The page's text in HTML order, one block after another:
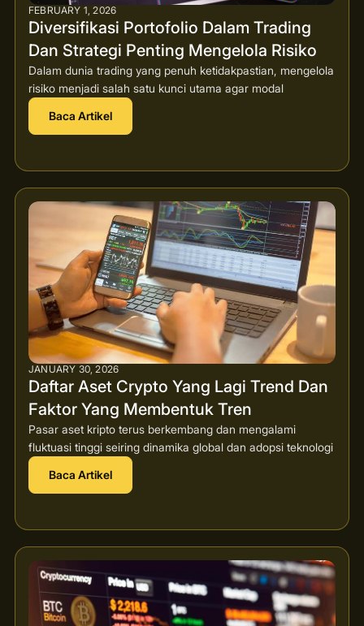
FEBRUARY 1, 2026
Diversifikasi Portofolio Dalam Trading
Dan Strategi Penting Mengelola Risiko
Dalam dunia trading yang penuh ketidakpastian, mengelola
risiko menjadi salah satu kunci utama agar modal
Baca Artikel
JANUARY 30, 2026
Daftar Aset Crypto Yang Lagi Trend Dan
Faktor Yang Membentuk Tren
Pasar aset kripto terus berkembang dan mengalami
fluktuasi tinggi seiring dinamika global dan adopsi teknologi
Baca Artikel